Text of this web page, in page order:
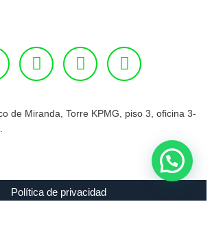
de Miranda, Torre KPMG, piso 3, oficina 3-
Política de privacidad